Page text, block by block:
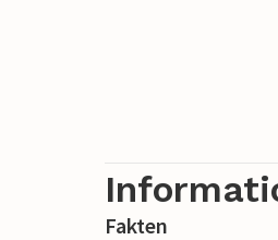
Fakten